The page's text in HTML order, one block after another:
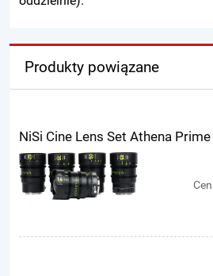
Produkty powiązane
NiSi Cine Lens Set Athena